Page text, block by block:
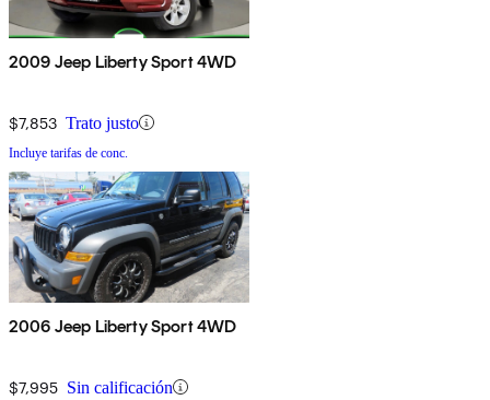
2009 Jeep Liberty Sport 4WD
$7,853 Trato justo
Incluye tarifas de conc.
2006 Jeep Liberty Sport 4WD
$7,995 Sin calificación